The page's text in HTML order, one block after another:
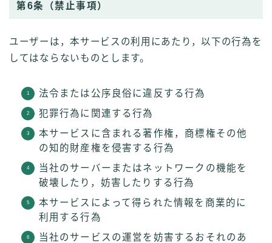
第6条（禁止事項）
ユーザーは，本サービスの利用にあたり，以下の行為を
してはならないものとします。
法令または公序良俗に違反する行為
犯罪行為に関連する行為
本サービスに含まれる著作権，商標権その他
の知的財産権を侵害する行為
当社のサーバーまたはネットワークの機能を
破壊したり，妨害したりする行為
本サービスによって得られた情報を商業的に
利用する行為
当社のサービスの運営を妨害するおそれのあ